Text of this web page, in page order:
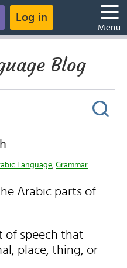
Log in
Menu
Blog
Language, Grammar
Arabic parts of
place, thing, or